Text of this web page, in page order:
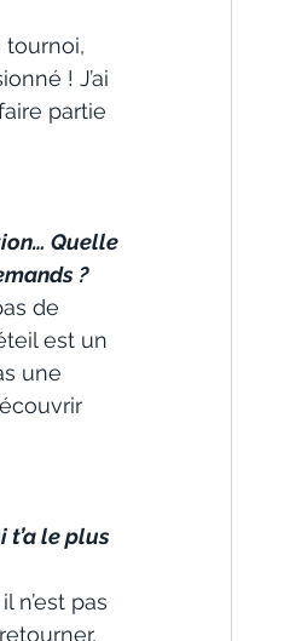
tournoi,
! J’ai
partie
Quelle
?
de
est un
une
le plus
n’est pas